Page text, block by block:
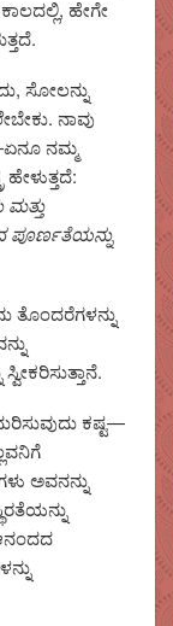
ಹೇಗೇ
ಸೋಲನ್ನು
ನಾವು
ನಮ್ಮ
ಮತ್ತು
ಪೂರ್ಣತೆಯನ್ನು
ತೊಂದರೆಗಳನ್ನು
ಕಷ್ಟ—
ಅವನನ್ನು